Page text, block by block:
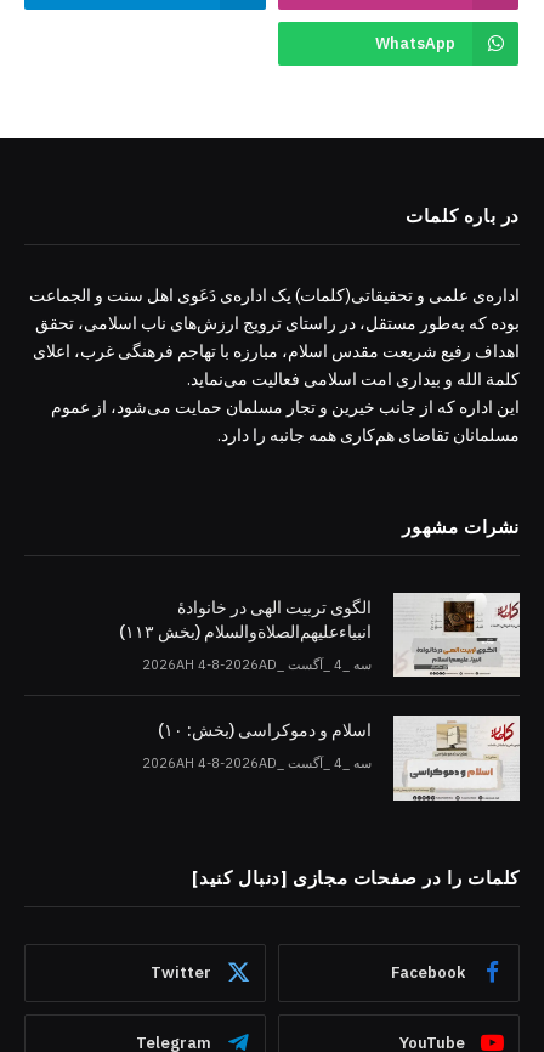
WhatsApp
در باره کلمات
اداره‌ی علمی و تحقیقاتی(کلمات) یک اداره‌ی دَعَوی اهل سنت و الجماعت
بوده که به‌طور مستقل، در راستای ترویج ارزش‌های ناب اسلامی، تحقق
اهداف رفیع شریعت مقدس اسلام، مبارزه با تهاجم فرهنگی غرب، اعلای
کلمة الله و بیداری امت اسلامی فعالیت می‌نماید.
این اداره که از جانب خیرین و تجار مسلمان حمایت می‌شود، از عموم
مسلمانان تقاضای هم‌کاری همه جانبه را دارد.
نشرات مشهور
الگوی تربیت الهی در خانوادۀ
انبیاءعلیهم‌الصلاةو‌السلام (بخش ۱۱۳)
سه _4 _آگست _2026AH 4-8-2026AD
اسلام و دموکراسی (بخش: ۱۰)
سه _4 _آگست _2026AH 4-8-2026AD
کلمات را در صفحات مجازی [دنبال کنید]
Facebook
Twitter
YouTube
Telegram